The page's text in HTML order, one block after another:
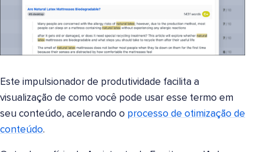
Este impulsionador de produtividade facilita a
visualização de como você pode usar esse termo em
seu conteúdo, acelerando o processo de otimização de
conteúdo.